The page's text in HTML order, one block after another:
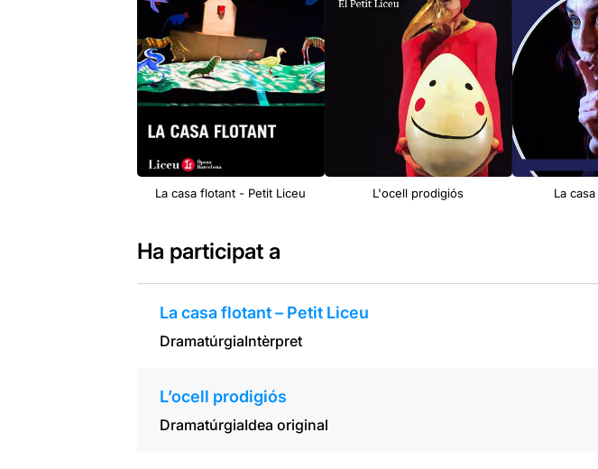
La casa flotant - Petit Liceu L'ocell prodigiós La
Ha participat a
La casa flotant – Petit Liceu
DramatúrgiaIntèrpret
L’ocell prodigiós
DramatúrgiaIdea original